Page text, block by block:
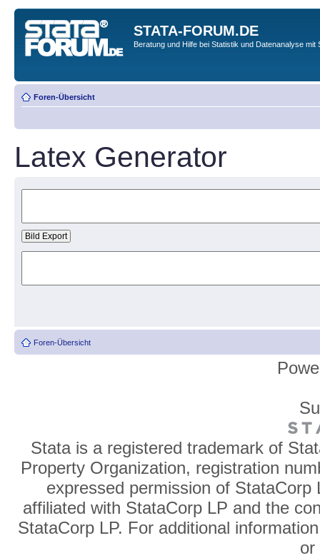
STATA-FORUM.DE
Beratung und Hilfe bei Statistik und Datenanalyse mit
Foren-Übersicht
Latex Generator
Foren-Übersicht
Stata is a registered trademark of
Property Organization, registration
expressed permission of
affiliated with StataCorp LP and the
StataCorp LP. For additional
or